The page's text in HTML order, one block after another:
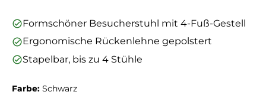
Formschöner Besucherstuhl mit 4-Fuß-Gestell
Ergonomische Rückenlehne gepolstert
Stapelbar, bis zu 4 Stühle
Farbe: Schwarz